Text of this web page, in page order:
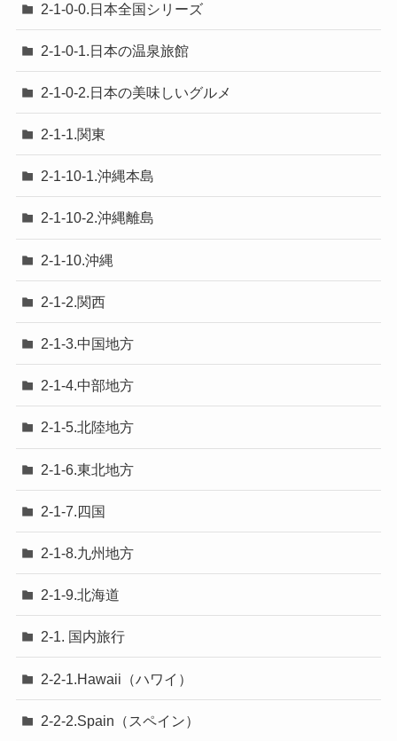
2-1-0-0.日本全国シリーズ
2-1-0-1.日本の温泉旅館
2-1-0-2.日本の美味しいグルメ
2-1-1.関東
2-1-10-1.沖縄本島
2-1-10-2.沖縄離島
2-1-10.沖縄
2-1-2.関西
2-1-3.中国地方
2-1-4.中部地方
2-1-5.北陸地方
2-1-6.東北地方
2-1-7.四国
2-1-8.九州地方
2-1-9.北海道
2-1. 国内旅行
2-2-1.Hawaii（ハワイ）
2-2-2.Spain（スペイン）